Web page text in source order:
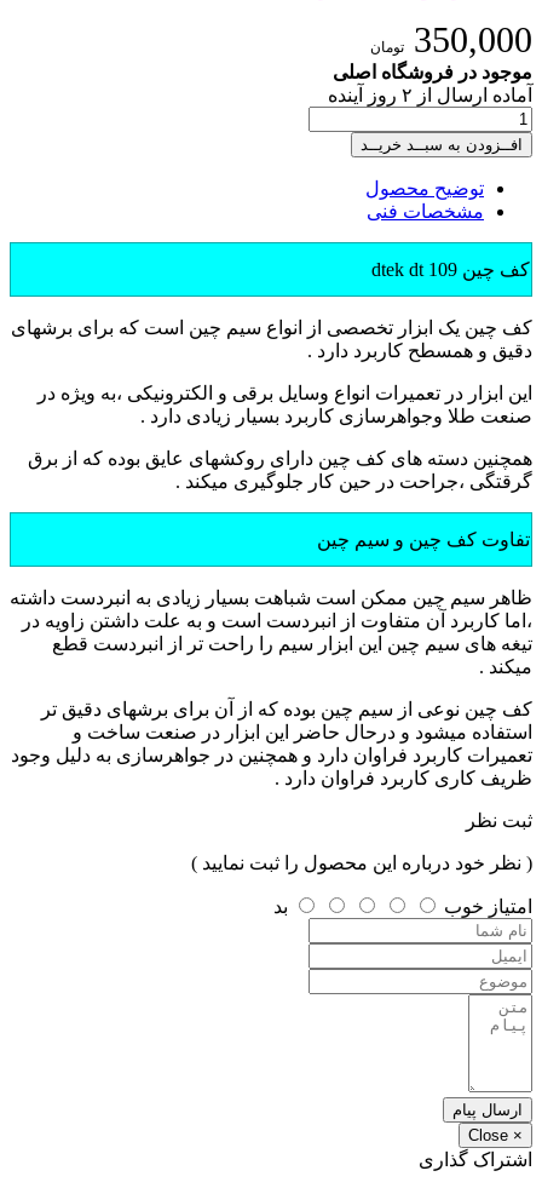
350,000 تومان
موجود در فروشگاه اصلی
آماده ارسال از ۲ روز آینده
افــزودن به سبــد خریــد
توضیح محصول
مشخصات فنی
کف چین dtek dt 109
کف چین یک ابزار تخصصی از انواع سیم چین است که برای برشهای
دقیق و همسطح کاربرد دارد .
این ابزار در تعمیرات انواع وسایل برقی و الکترونیکی ،به ویژه در
صنعت طلا وجواهرسازی کاربرد بسیار زیادی دارد .
همچنین دسته های کف چین دارای روکشهای عایق بوده که از برق
گرقتگی ،جراحت در حین کار جلوگیری میکند .
تفاوت کف چین و سیم چین
ظاهر سیم چین ممکن است شباهت بسیار زیادی به انبردست داشته
،اما کاربرد آن متفاوت از انبردست است و به علت داشتن زاویه در
تیغه های سیم چین این ابزار سیم را راحت تر از انبردست قطع
میکند .
کف چین نوعی از سیم چین بوده که از آن برای برشهای دقیق تر
استفاده میشود و درحال حاضر این ابزار در صنعت ساخت و
تعمیرات کاربرد فراوان دارد و همچنین در جواهرسازی به دلیل وجود
ظریف کاری کاربرد فراوان دارد .
ثبت نظر
( نظر خود درباره این محصول را ثبت نمایید )
امتیاز خوب بد
ارسال پیام
×
Close
اشتراک گذاری